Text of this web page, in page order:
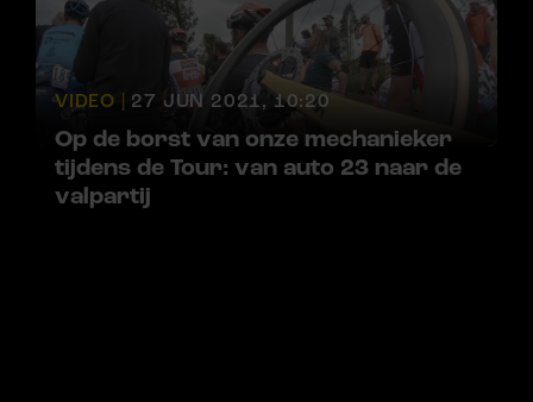
VIDEO | 27 JUN 2021, 10:20
Op de borst van onze mechanieker
tijdens de Tour: van auto 23 naar de
valpartij